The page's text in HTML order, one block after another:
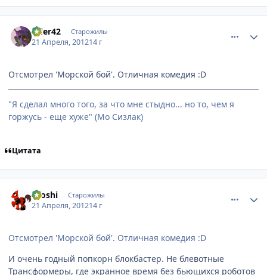
rider42 Старожилы
21 Апреля, 201214 г
Отсмотрел 'Морской бой'. Отличная комедия :D
"Я сделал много того, за что мне стыдно... но то, чем я
горжусь - еще хуже" (Мо Сизлак)
Цитата
Nioshi Старожилы
21 Апреля, 201214 г
Отсмотрел 'Морской бой'. Отличная комедия :D
И очень годный попкорн блокбастер. Не блевотные
Трансформеры, где экранное время без бьющихся роботов